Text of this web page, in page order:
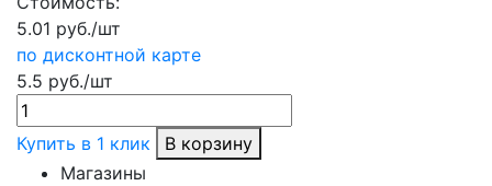
5.01 руб./шт
по дисконтной карте
5.5 руб./шт
Купить в 1 клик
В корзину
Магазины